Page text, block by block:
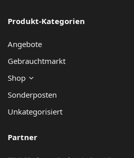
Produkt-Kategorien
Angebote
Gebrauchtmarkt
Shop
Sonderposten
Unkategorisiert
Partner